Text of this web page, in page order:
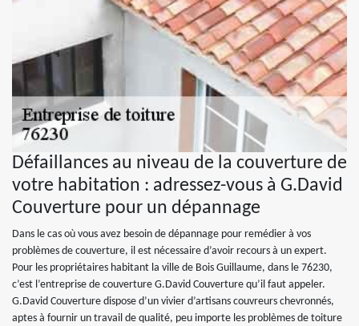
Défaillances au niveau de la couverture de
votre habitation : adressez-vous à G.David
Couverture pour un dépannage
Dans le cas où vous avez besoin de dépannage pour remédier à vos
problèmes de couverture, il est nécessaire d’avoir recours à un expert.
Pour les propriétaires habitant la ville de Bois Guillaume, dans le 76230,
c’est l’entreprise de couverture G.David Couverture qu’il faut appeler.
G.David Couverture dispose d’un vivier d’artisans couvreurs chevronnés,
aptes à fournir un travail de qualité, peu importe les problèmes de toiture